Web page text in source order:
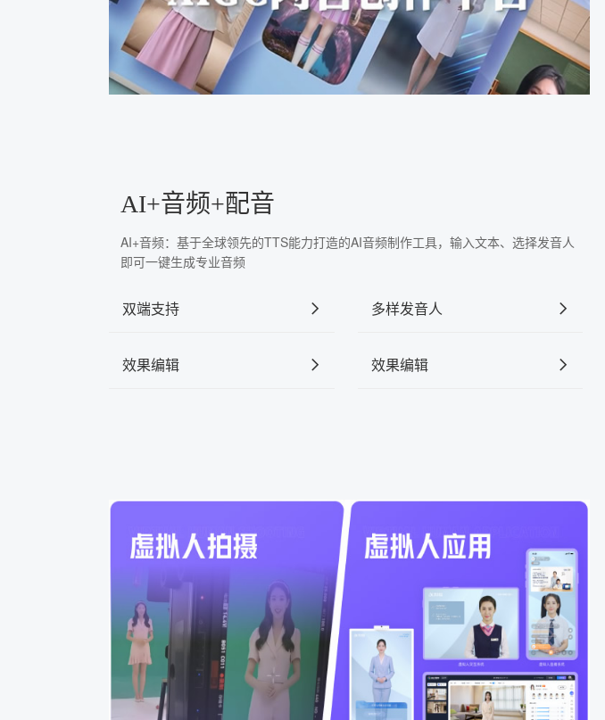
AI+音频+配音
AI+音频：基于全球领先的TTS能力打造的AI音频制作工具，输入文本、选择发音人
即可一键生成专业音频
双端支持 多样发音人
效果编辑 效果编辑